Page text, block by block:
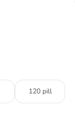
120 pill